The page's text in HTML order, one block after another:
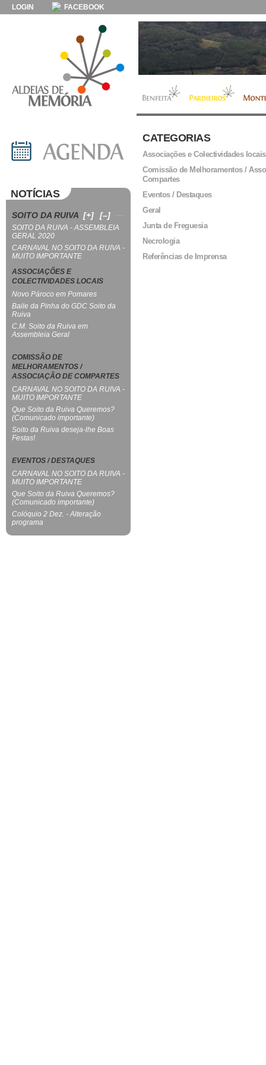
LOGIN FACEBOOK
CATEGORIAS
Associações e Colectividades locais
Comissão de Melhoramentos /
Compartes
Eventos / Destaques
Geral
Junta de Freguesia
Necrologia
Referências de Imprensa
NOTÍCIAS
SOITO DA RUIVA [+] [–]
SOITO DA RUIVA - ASSEMBLEIA
GERAL 2020
CARNAVAL NO SOITO DA RUIVA -
MUITO IMPORTANTE
ASSOCIAÇÕES E
COLECTIVIDADES LOCAIS
Novo Pároco em Pomares
Baile da Pinha do GDC Soito da
Ruiva
C.M. Soito da Ruiva em
Assembleia Geral
COMISSÃO DE
MELHORAMENTOS /
ASSOCIAÇÃO DE COMPARTES
CARNAVAL NO SOITO DA RUIVA -
MUITO IMPORTANTE
Que Soito da Ruiva Queremos?
(Comunicado importante)
Soito da Ruiva deseja-lhe Boas
Festas!
EVENTOS / DESTAQUES
CARNAVAL NO SOITO DA RUIVA -
MUITO IMPORTANTE
Que Soito da Ruiva Queremos?
(Comunicado importante)
Colóquio 2 Dez. - Alteração
programa